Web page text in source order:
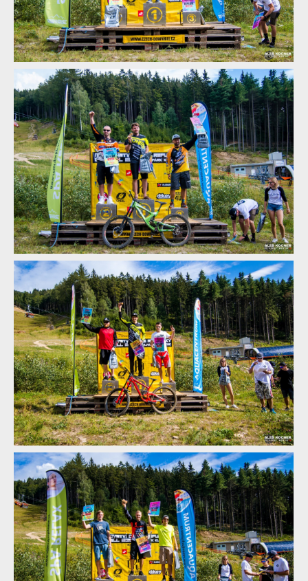
Report: Léčebné lázně Jáchymov Mistrovství České republiky
downhill 2018
Report: Léčebné lázně Jáchymov Mistrovství České republiky
downhill 2018
Report: Léčebné lázně Jáchymov Mistrovství České republiky
downhill 2018
Report: Léčebné lázně Jáchymov Mistrovství České republiky
downhill 2018
Report: Léčebné lázně Jáchymov Mistrovství České republiky
downhill 2018
Report: Léčebné lázně Jáchymov Mistrovství České republiky
downhill 2018